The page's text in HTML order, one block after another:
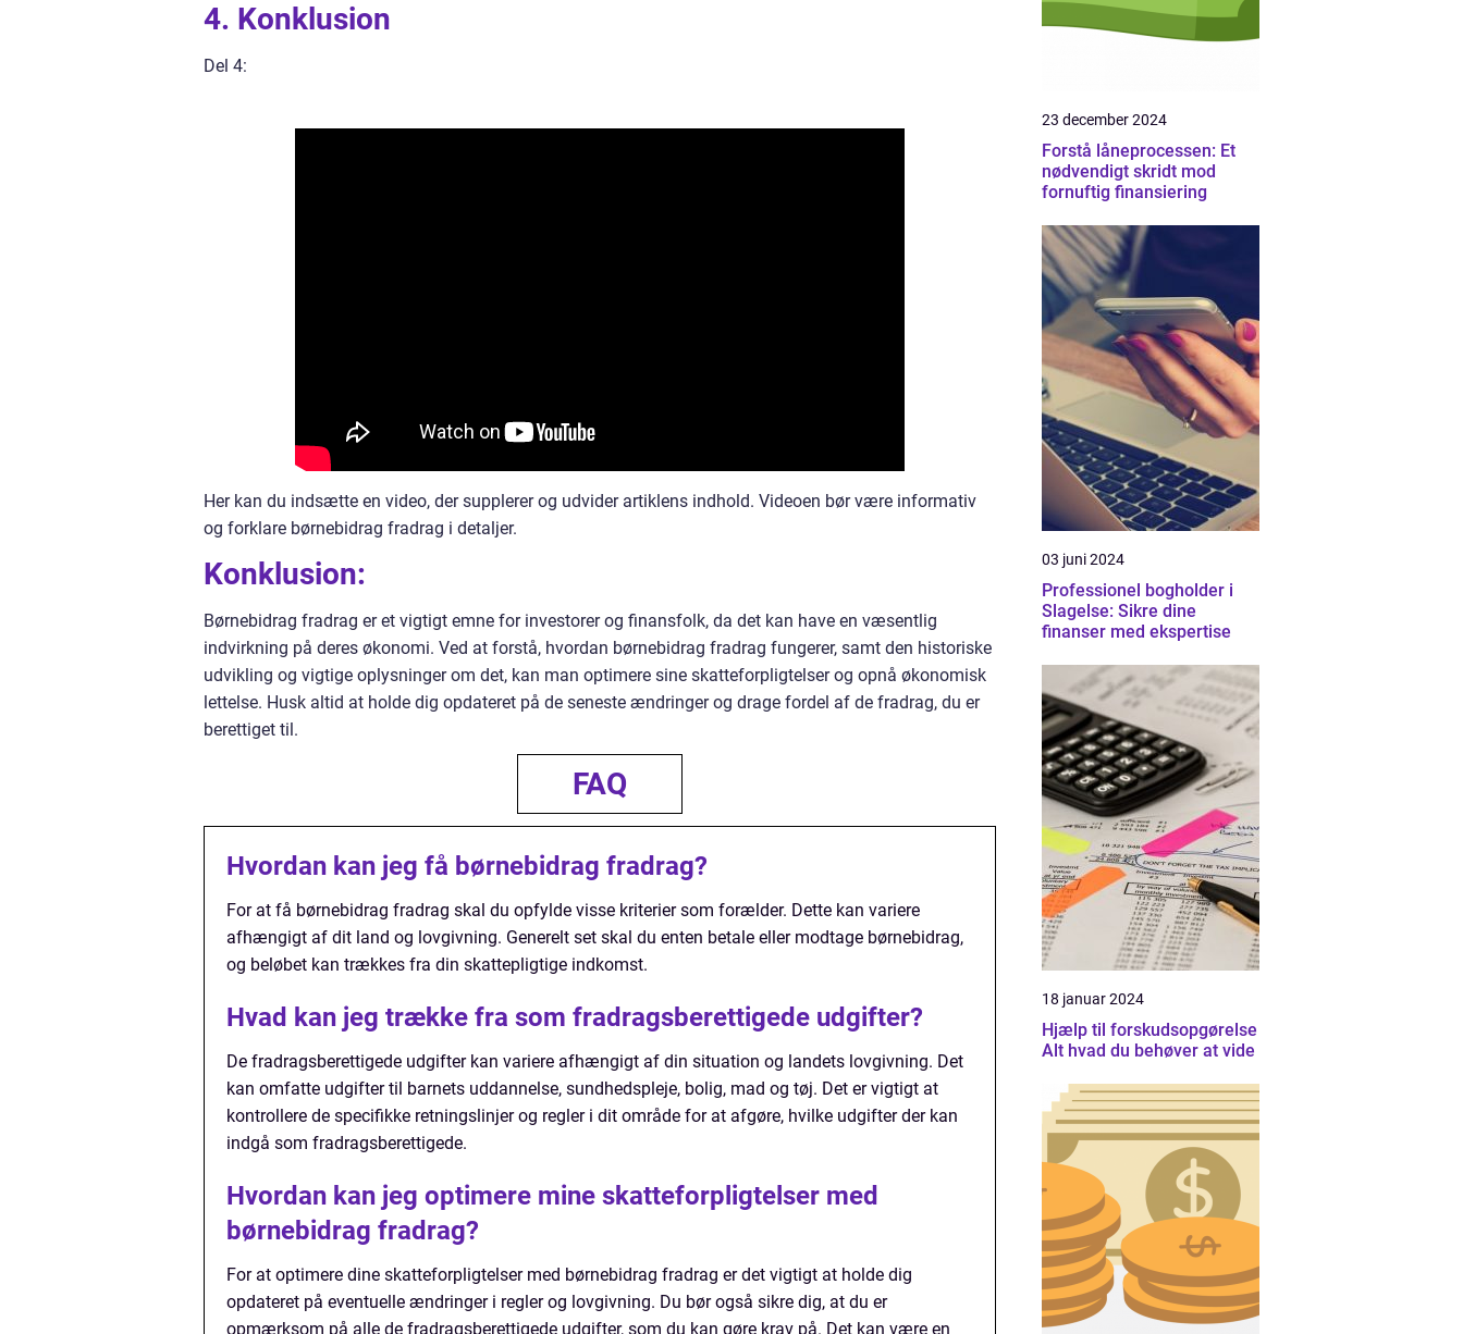
4. Konklusion
Del 4:
Her kan du indsætte en video, der supplerer og udvider artiklens indhold. Videoen bør være informativ
og forklare børnebidrag fradrag i detaljer.
Konklusion:
Børnebidrag fradrag er et vigtigt emne for investorer og finansfolk, da det kan have en væsentlig
indvirkning på deres økonomi. Ved at forstå, hvordan børnebidrag fradrag fungerer, samt den historiske
udvikling og vigtige oplysninger om det, kan man optimere sine skatteforpligtelser og opnå økonomisk
lettelse. Husk altid at holde dig opdateret på de seneste ændringer og drage fordel af de fradrag, du er
berettiget til.
FAQ
Hvordan kan jeg få børnebidrag fradrag?
For at få børnebidrag fradrag skal du opfylde visse kriterier som forælder. Dette kan variere
afhængigt af dit land og lovgivning. Generelt set skal du enten betale eller modtage børnebidrag,
og beløbet kan trækkes fra din skattepligtige indkomst.
Hvad kan jeg trække fra som fradragsberettigede udgifter?
De fradragsberettigede udgifter kan variere afhængigt af din situation og landets lovgivning. Det
kan omfatte udgifter til barnets uddannelse, sundhedspleje, bolig, mad og tøj. Det er vigtigt at
kontrollere de specifikke retningslinjer og regler i dit område for at afgøre, hvilke udgifter der kan
indgå som fradragsberettigede.
Hvordan kan jeg optimere mine skatteforpligtelser med
børnebidrag fradrag?
For at optimere dine skatteforpligtelser med børnebidrag fradrag er det vigtigt at holde dig
opdateret på eventuelle ændringer i regler og lovgivning. Du bør også sikre dig, at du er
opmærksom på alle de fradragsberettigede udgifter, som du kan gøre krav på. Det kan være en
23 december 2024
Forstå låneprocessen: Et
nødvendigt skridt mod
fornuftig finansiering
03 juni 2024
Professionel bogholder i
Slagelse: Sikre dine
finanser med ekspertise
18 januar 2024
Hjælp til forskudsopgørelse
Alt hvad du behøver at vide